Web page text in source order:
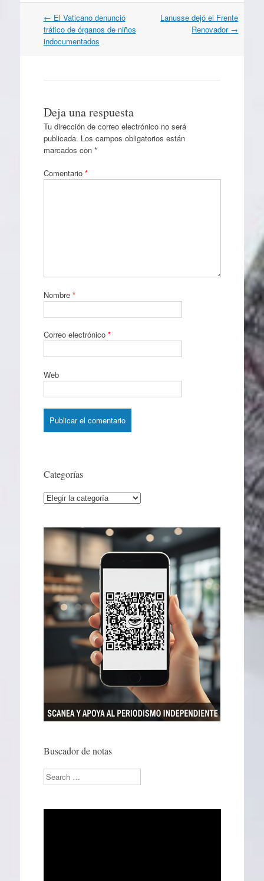
Navegación
por
artículos
← El Vaticano denunció
tráfico de órganos de niños
indocumentados
Lanusse dejó el Frente
Renovador →
Deja una respuesta
Tu dirección de correo electrónico no será
publicada. Los campos obligatorios están
marcados con *
Comentario *
Nombre *
Correo electrónico *
Web
Categorías
Categorías
Buscador de notas
Search